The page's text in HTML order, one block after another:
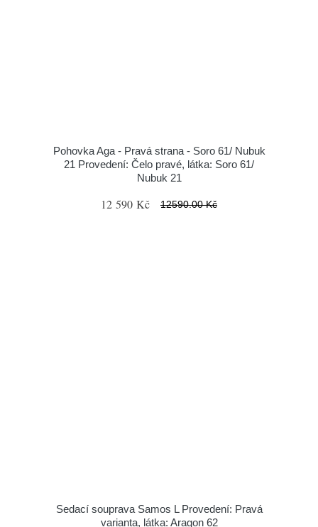
Pohovka Aga - Pravá strana - Soro 61/ Nubuk
21 Provedení: Čelo pravé, látka: Soro 61/
Nubuk 21
12 590 Kč 12590.00 Kč
Sedací souprava Samos L Provedení: Pravá
varianta, látka: Aragon 62